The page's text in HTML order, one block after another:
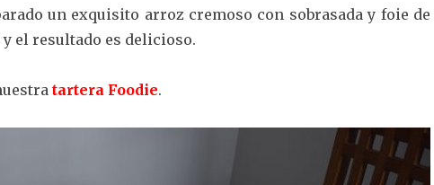
un exquisito arroz cremoso con sobrasada y foie de
el resultado es delicioso.
tartera Foodie.